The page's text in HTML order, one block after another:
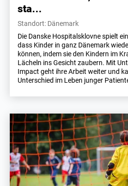
sta…
Standort: Dänemark
Die Danske Hospitalsklovne spielt
dass Kinder in ganz Dänemark
können, indem sie den Kindern im
Lächeln ins Gesicht zaubern. Mit
Impact geht ihre Arbeit weiter und
Unterschied im Leben junger